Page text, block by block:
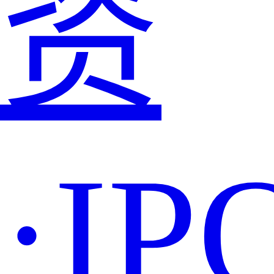
资